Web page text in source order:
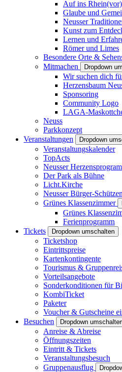
Auf ins
Glaube und
Neusser
Kunst zum
Lernen und
Römer und Limes
Besondere Orte &
Mitmachen
Dropdown
Wir suchen dich
Herzensbaum
Sponsoring
Community Logo
LAGA-
Neuss
Parkkonzept
Veranstaltungen
Dropdown
Veranstaltungskalender
TopActs
Neusser
Der Park als Bühne
Licht.Kirche
Neusser Bürger-
Grünes Klassenzimmer
Grünes
Ferienprogramm
Tickets
Dropdown umschalten
Ticketshop
Eintrittspreise
Kartenkontingente
Tourismus &
Vorteilsangebote
Sonderkonditionen für
KombiTicket
Paketer
Voucher & Gutscheine
Besuchen
Dropdown
Anreise & Abreise
Öffnungszeiten
Eintritt & Tickets
Veranstaltungsbesuch
Gruppenausflug